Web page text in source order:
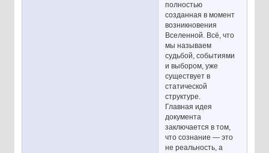
полностью
созданная в момент
возникновения
Вселенной. Всё, что
мы называем
судьбой, событиями
и выбором, уже
существует в
статической
структуре.
Главная идея
документа
заключается в том,
что сознание — это
не реальность, а